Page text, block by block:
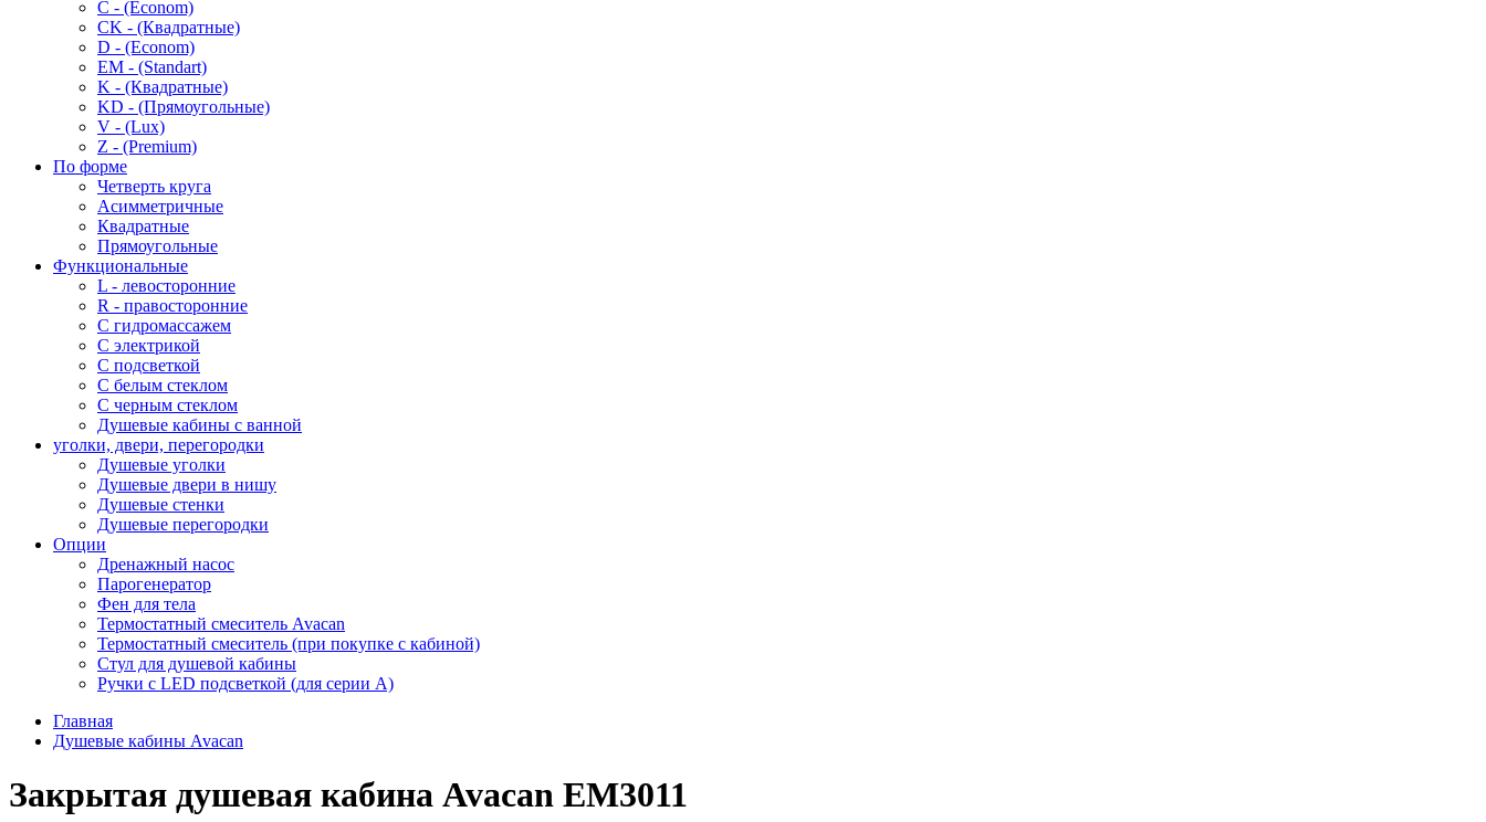
C - (Econom)
CK - (Квадратные)
D - (Econom)
EM - (Standart)
K - (Квадратные)
KD - (Прямоугольные)
V - (Lux)
Z - (Premium)
По форме
Четверть круга
Асимметричные
Квадратные
Прямоугольные
Функциональные
L - левосторонние
R - правосторонние
С гидромассажем
С электрикой
С подсветкой
С белым стеклом
С черным стеклом
Душевые кабины с ванной
уголки, двери, перегородки
Душевые уголки
Душевые двери в нишу
Душевые стенки
Душевые перегородки
Опции
Дренажный насос
Парогенератор
Фен для тела
Термостатный смеситель Avacan
Термостатный смеситель (при покупке с кабиной)
Стул для душевой кабины
Ручки с LED подсветкой (для серии A)
Главная
Душевые кабины Avacan
Закрытая душевая кабина Avacan EM3011